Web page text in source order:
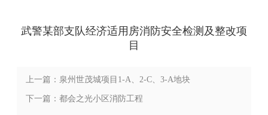
武警某部支队经济适用房消防安全检测及整改项
目
上一篇：泉州世茂城项目1-A、2-C、3-A地块
消防工程
下一篇：都会之光小区消防工程